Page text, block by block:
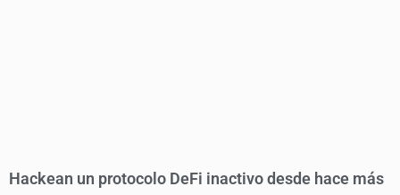
Hackean un protocolo DeFi inactivo desde hace más